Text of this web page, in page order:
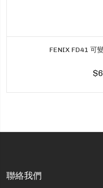
FENIX FD41 可
聯絡我們